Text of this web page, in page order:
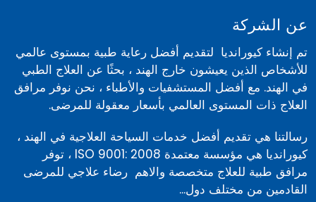
عن الشركة
تم إنشاء كيورانديا لتقديم أفضل رعاية طبية بمستوى عالمي
للأشخاص الذين يعيشون خارج الهند ، بحثًا عن العلاج الطبي
في الهند. مع أفضل المستشفيات والأطباء ، نحن نوفر مرافق
العلاج ذات المستوى العالمي بأسعار معقولة للمرضى.
رسالتنا هي تقديم أفضل خدمات السياحة العلاجية في الهند ،
كيورانديا هي مؤسسة معتمدة ISO 9001: 2008 ، توفر
مرافق طبية للعلاج متخصصة والاهم رضاء علاجي للمرضى
القادمين من مختلف دول...